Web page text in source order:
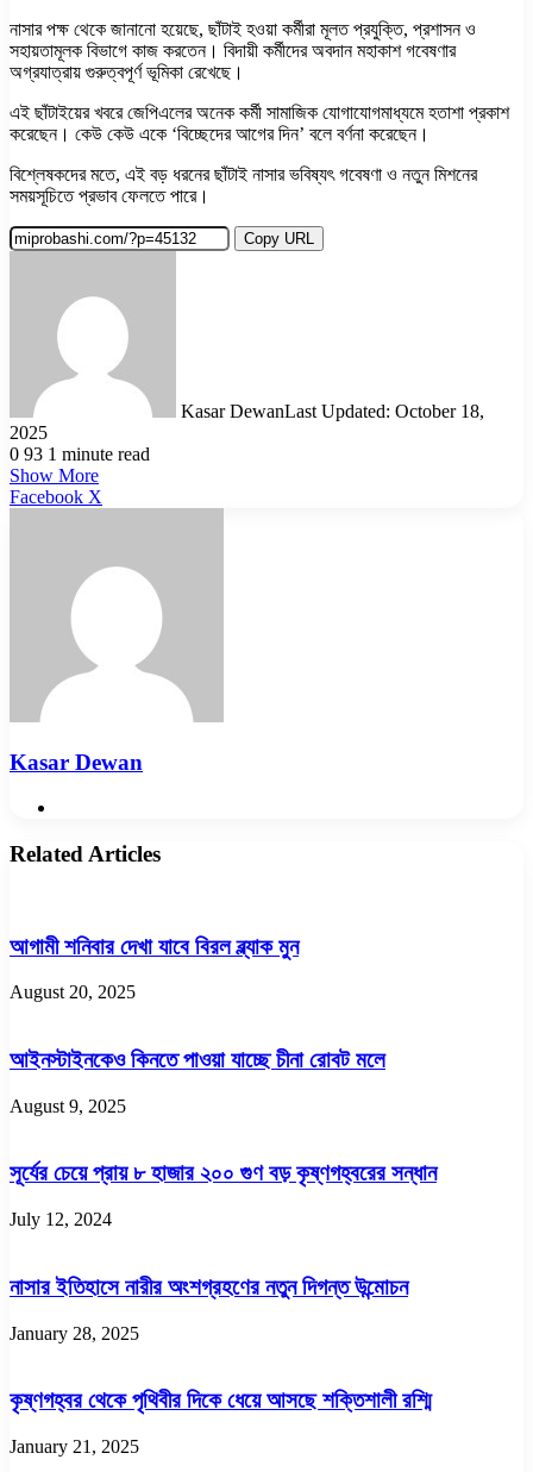
নাসার পক্ষ থেকে জানানো হয়েছে, ছাঁটাই হওয়া কর্মীরা মূলত প্রযুক্তি, প্রশাসন ও
সহায়তামূলক বিভাগে কাজ করতেন। বিদায়ী কর্মীদের অবদান মহাকাশ গবেষণার
অগ্রযাত্রায় গুরুত্বপূর্ণ ভূমিকা রেখেছে।
এই ছাঁটাইয়ের খবরে জেপিএলের অনেক কর্মী সামাজিক যোগাযোগমাধ্যমে হতাশা প্রকাশ
করেছেন। কেউ কেউ একে ‘বিচ্ছেদের আগের দিন’ বলে বর্ণনা করেছেন।
বিশ্লেষকদের মতে, এই বড় ধরনের ছাঁটাই নাসার ভবিষ্যৎ গবেষণা ও নতুন মিশনের
সময়সূচিতে প্রভাব ফেলতে পারে।
Copy URL
Kasar DewanLast Updated: October 18,
2025
0 93 1 minute read
Show More
Facebook X
Kasar Dewan
Related Articles
আগামী শনিবার দেখা যাবে বিরল ব্ল্যাক মুন
August 20, 2025
আইনস্টাইনকেও কিনতে পাওয়া যাচ্ছে চীনা রোবট মলে
August 9, 2025
সূর্যের চেয়ে প্রায় ৮ হাজার ২০০ গুণ বড় কৃষ্ণগহ্বরের সন্ধান
July 12, 2024
নাসার ইতিহাসে নারীর অংশগ্রহণের নতুন দিগন্ত উন্মোচন
January 28, 2025
কৃষ্ণগহ্বর থেকে পৃথিবীর দিকে ধেয়ে আসছে শক্তিশালী রশ্মি
January 21, 2025